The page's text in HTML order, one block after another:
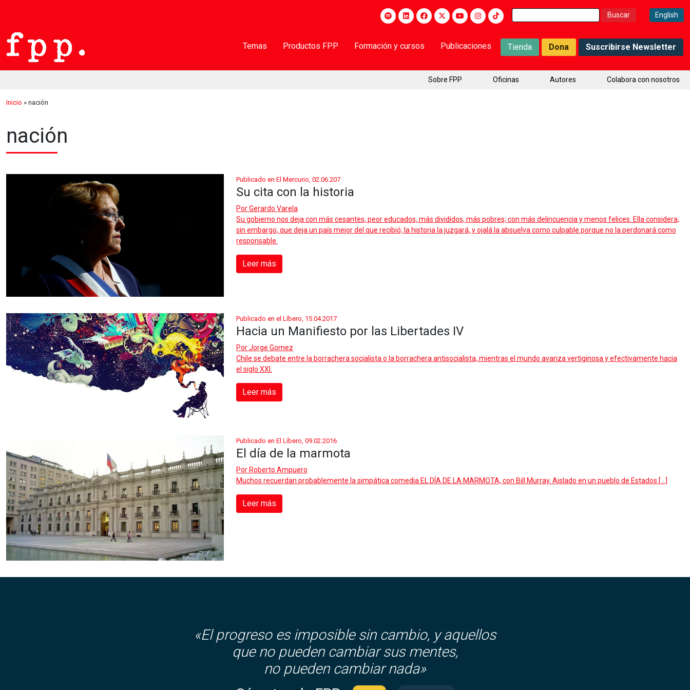
Buscar: English
Temas Productos FPP Formación y cursos Publicaciones Tienda Dona Suscribirse Newsletter
Sobre FPP Oficinas Autores Colabora con nosotros
Inicio » nación
nación
Publicado en El Mercurio, 02.06.207
Su cita con la historia
PorGerardo Varela
Su gobierno nos deja con más cesantes, peor educados, más divididos, más pobres; con más delincuencia y menos felices. Ella considera,
sin embargo, que deja un país mejor del que recibió; la historia la juzgará, y ojalá la absuelva como culpable porque no la perdonará como
responsable.
Leer más
Publicado en el Líbero, 15.04.2017
Hacia un Manifiesto por las Libertades IV
PorJorge Gomez
Chile se debate entre la borrachera socialista o la borrachera antisocialista, mientras el mundo avanza vertiginosa y efectivamente hacia
el siglo XXI.
Leer más
Publicado en El Líbero, 09.02.2016
El día de la marmota
Por Roberto Ampuero
Muchos recuerdan probablemente la simpática comedia EL DÍA DE LA MARMOTA, con Bill Murray. Aislado en un pueblo de Estados […]
Leer más
«El progreso es imposible sin cambio, y aquellos
que no pueden cambiar sus mentes,
no pueden cambiar nada»